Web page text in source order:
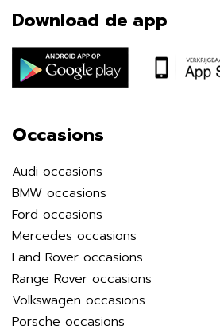
Download de app
Occasions
Audi occasions
BMW occasions
Ford occasions
Mercedes occasions
Land Rover occasions
Range Rover occasions
Volkswagen occasions
Porsche occasions